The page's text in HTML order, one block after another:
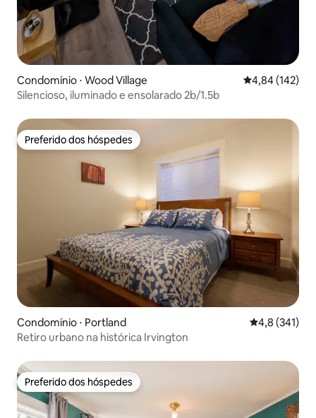
Condomínio ⋅ Wood Village 4,84 de uma
4,84 (142)
Silencioso, iluminado e ensolarado 2b/1.5b
Preferido dos hóspedes
Preferido dos hóspedes
Condomínio ⋅ Portland 4,8 de uma
4,8 (341)
Retiro urbano na histórica Irvington
Preferido dos hóspedes
Preferido dos hóspedes